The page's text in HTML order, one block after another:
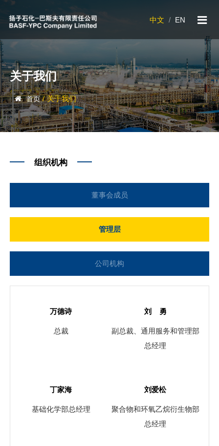
中文 / EN
关于我们
首页 / 关于我们
组织机构
董事会成员
管理层
公司机构
万德诗
总裁
刘 勇
副总裁、通用服务和管理部
总经理
丁家海
基础化学部总经理
刘爱松
聚合物和环氧乙烷衍生物部
总经理